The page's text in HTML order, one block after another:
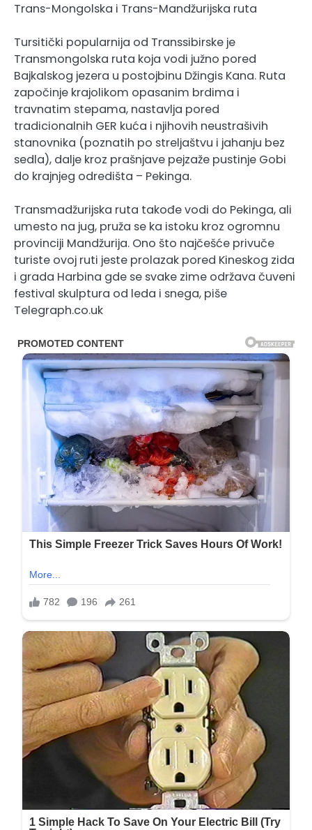
Trans-Mongolska i Trans-Mandžurijska ruta
Tursitički popularnija od Transsibirske je
Transmongolska ruta koja vodi južno pored
Bajkalskog jezera u postojbinu Džingis Kana. Ruta
započinje krajolikom opasanim brdima i
travnatim stepama, nastavlja pored
tradicionalnih GER kuća i njihovih neustrašivih
stanovnika (poznatih po streljaštvu i jahanju bez
sedla), dalje kroz prašnjave pejzaže pustinje Gobi
do krajnjeg odredišta – Pekinga.
Transmadžurijska ruta takođe vodi do Pekinga, ali
umesto na jug, pruža se ka istoku kroz ogromnu
provinciji Mandžurija. Ono što najčešće privuče
turiste ovoj ruti jeste prolazak pored Kineskog zida
i grada Harbina gde se svake zime održava čuveni
festival skulptura od leda i snega, piše
Telegraph.co.uk